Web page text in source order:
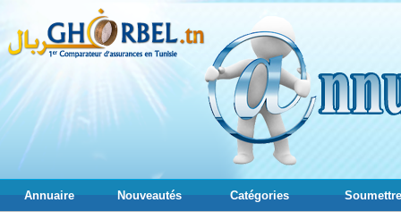
Annuaire Nouveautés Catégories